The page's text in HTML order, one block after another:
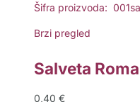
Šifra proizvoda:
Brzi pregled
Salveta
0,40 €